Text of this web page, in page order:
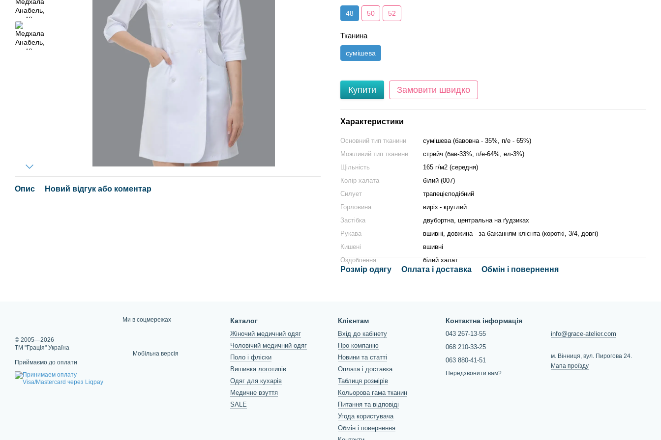
Опис Новий відгук або коментар
48 50 52
Тканина
сумішева
Купити Замовити швидко
Характеристики
Основний тип тканини
сумішева (бавовна - 35%, п/е - 65%)
Можливий тип тканини
стрейч (бав-33%, п/е-64%, ел-3%)
Щільність
165 г/м2 (середня)
Колір халата
білий (007)
Силует
трапецієподібний
Горловина
виріз - круглий
Застібка
двубортна, центральна на ґудзиках
Рукава
вшивні, довжина - за бажанням клієнта (короткі, 3/4, довгі)
Кишені
вшивні
Оздоблення
білий халат
Розмір одягу Оплата і доставка Обмін і повернення
© 2005—2026
ТМ "Грація" Україна
Приймаємо до оплати
Ми в соцмережах
Мобільна версія
Каталог
Жіночий медичний одяг
Чоловічий медичний одяг
Поло і фліски
Вишивка логотипів
Одяг для кухарів
Медичне взуття
SALE
Клієнтам
Вхід до кабінету
Про компанію
Новини та статті
Оплата і доставка
Таблиця розмірів
Кольорова гама тканин
Питання та відповіді
Угода користувача
Обмін і повернення
Контактна інформація
043 267-13-55
068 210-33-25
063 880-41-51
Передзвонити вам?
info@grace-atelier.com
м. Вінниця, вул. Пирогова 24.
Мапа проїзду